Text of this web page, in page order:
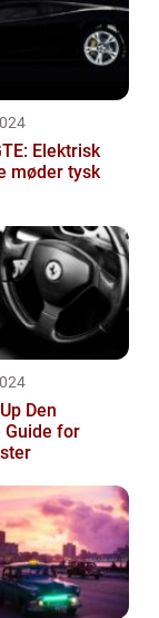
Elektrisk
møder tysk
Guide for